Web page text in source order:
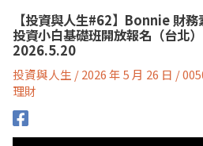
【投資與人生#62】Bonnie 財
投資小白基礎班開放報名（台北
2026.5.20
投資與人生 /2026 年 5 月 26 日 /
理財